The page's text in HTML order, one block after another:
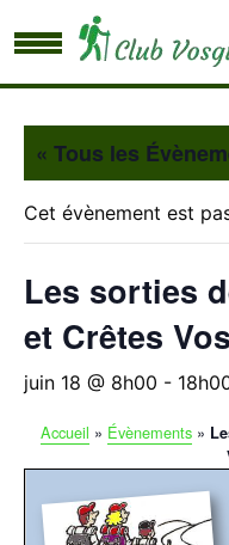
« Tous les
Cet évènement est
Les sorties
et Crêtes
juin 18 @ 8h00 -
Accueil » Évènements »